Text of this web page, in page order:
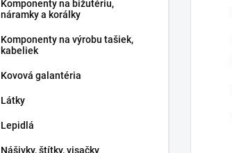
Komponenty na bižutériu,
náramky a korálky
Komponenty na výrobu tašiek,
kabeliek
Kovová galantéria
Látky
Lepidlá
Nášivky, štítky, visačky